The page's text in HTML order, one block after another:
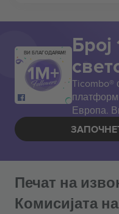
ВИ БЛАГОДАРАМ!
Ticombo®
Европа.
Печат на
Комисијата